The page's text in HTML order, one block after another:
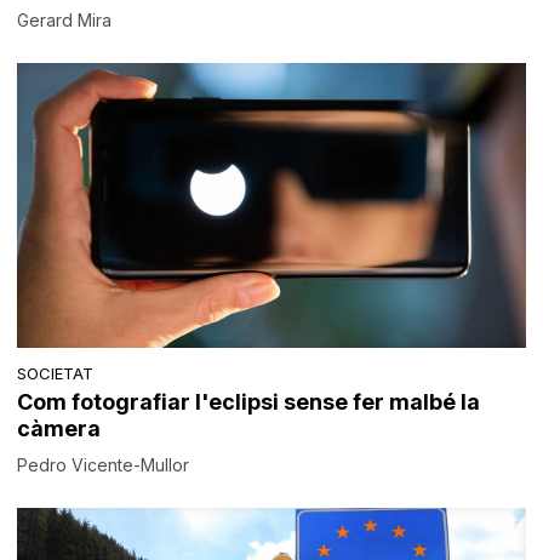
Gerard Mira
SOCIETAT
Com fotografiar l'eclipsi sense fer malbé la
càmera
Pedro Vicente-Mullor